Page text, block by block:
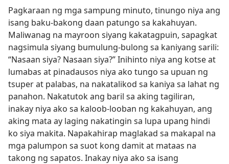
Pagkaraan ng mga sampung minuto, tinungo niya ang
isang baku-bakong daan patungo sa kakahuyan.
Maliwanag na mayroon siyang kakatagpuin, sapagkat
nagsimula siyang bumulung-bulong sa kaniyang sarili:
“Nasaan siya? Nasaan siya?” Inihinto niya ang kotse at
lumabas at pinadausos niya ako tungo sa upuan ng
tsuper at palabas, na nakatalikod sa kaniya sa lahat ng
panahon. Nakatutok ang baril sa aking tagiliran,
inakay niya ako sa kaloob-looban ng kakahuyan, ang
aking mata ay laging nakatingin sa lupa upang hindi
ko siya makita. Napakahirap maglakad sa makapal na
mga palumpon sa suot kong damit at mataas na
takong ng sapatos. Inakay niya ako sa isang